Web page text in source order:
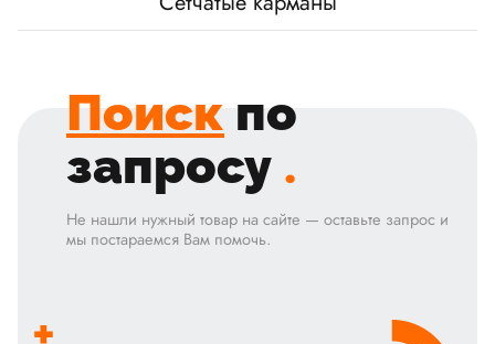
Поиск по
запросу .
Не нашли нужный товар на сайте — оставьте запрос и
мы постараемся Вам помочь.